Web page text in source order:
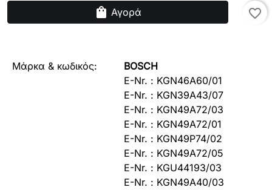
shopping_bag Αγορά favorite_border
Μάρκα & κωδικός:
BOSCH
E-Nr. : KGN46A60/01
E-Nr. : KGN39A43/07
E-Nr. : KGN49A72/03
E-Nr. : KGN49A72/01
E-Nr. : KGN49P74/02
E-Nr. : KGN49A72/05
E-Nr. : KGU44193/03
E-Nr. : KGN49A40/03